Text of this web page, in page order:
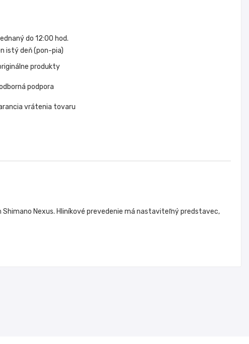
do 12:00 hod.
istý deň (pon-pia)
produkty
podpora
vrátenia tovaru
Shimano Nexus. Hliníkové prevedenie má nastaviteľný predstavec,